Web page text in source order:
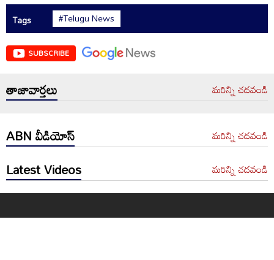
Tags
#Telugu News
SUBSCRIBE
తాజావార్తలు మరిన్ని చదవండి
ABN వీడియోస్ మరిన్ని చదవండి
Latest Videos మరిన్ని చదవండి